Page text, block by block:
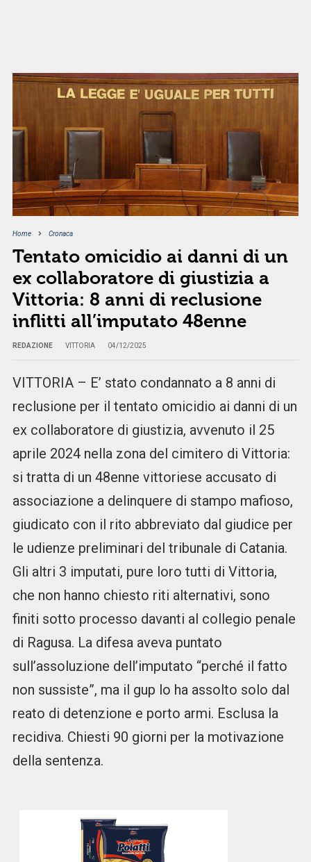
Home Cronaca
Tentato omicidio ai danni di un
ex collaboratore di giustizia a
Vittoria: 8 anni di reclusione
inflitti all’imputato 48enne
REDAZIONE VITTORIA 04/12/2025
VITTORIA – E’ stato condannato a 8 anni di
reclusione per il tentato omicidio ai danni di un
ex collaboratore di giustizia, avvenuto il 25
aprile 2024 nella zona del cimitero di Vittoria:
si tratta di un 48enne vittoriese accusato di
associazione a delinquere di stampo mafioso,
giudicato con il rito abbreviato dal giudice per
le udienze preliminari del tribunale di Catania.
Gli altri 3 imputati, pure loro tutti di Vittoria,
che non hanno chiesto riti alternativi, sono
finiti sotto processo davanti al collegio penale
di Ragusa. La difesa aveva puntato
sull’assoluzione dell’imputato “perché il fatto
non sussiste”, ma il gup lo ha assolto solo dal
reato di detenzione e porto armi. Esclusa la
recidiva. Chiesti 90 giorni per la motivazione
della sentenza.